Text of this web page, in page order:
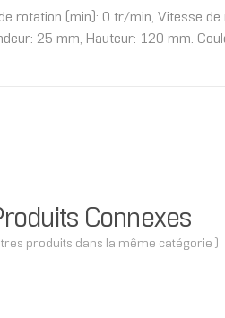
rotation (min): 0 tr/min, Vitesse
25 mm, Hauteur: 120 mm.
Connexes
produits dans la même catégorie )